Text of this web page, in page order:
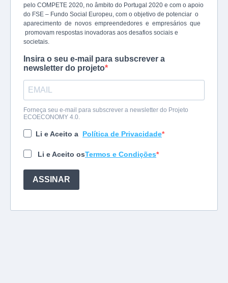
pelo COMPETE 2020, no âmbito do Portugal 2020 e com o apoio
do FSE – Fundo Social Europeu, com o objetivo de potenciar o
aparecimento de novos empreendedores e empresários que
promovam respostas inovadoras aos desafios sociais e
societais.
Insira o seu e-mail para subscrever a
newsletter do projeto
Forneça seu e-mail para subscrever a newsletter do Projeto
ECOECONOMY 4.0.
Li e Aceito a Política de Privacidade
Li e Aceito osTermos e Condições
ASSINAR